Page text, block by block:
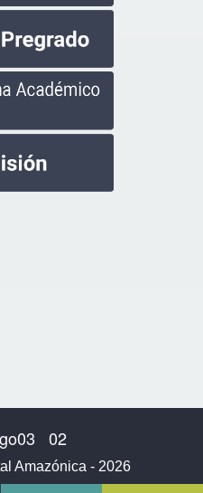
03 02
Amazónica - 2026